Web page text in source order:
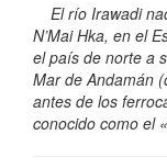
El río Irawadi
N’Mai Hka, en el
el país de norte a
Mar de Andamán
antes de los
conocido como el